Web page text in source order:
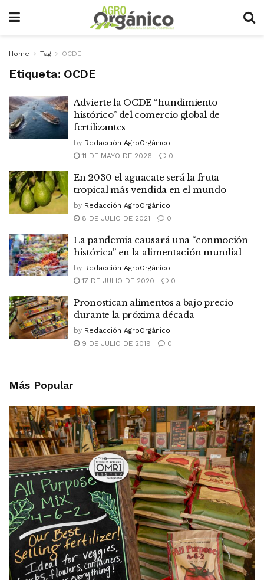
Home Tag OCDE
Etiqueta: OCDE
Advierte la OCDE “hundimiento
histórico” del comercio global de
fertilizantes
by Redacción AgroOrgánico
11 DE MAYO DE 2026
0
En 2030 el aguacate será la fruta
tropical más vendida en el mundo
by Redacción AgroOrgánico
8 DE JULIO DE 2021
0
La pandemia causará una “conmoción
histórica” en la alimentación mundial
by Redacción AgroOrgánico
17 DE JULIO DE 2020
0
Pronostican alimentos a bajo precio
durante la próxima década
by Redacción AgroOrgánico
9 DE JULIO DE 2019
0
Más Popular